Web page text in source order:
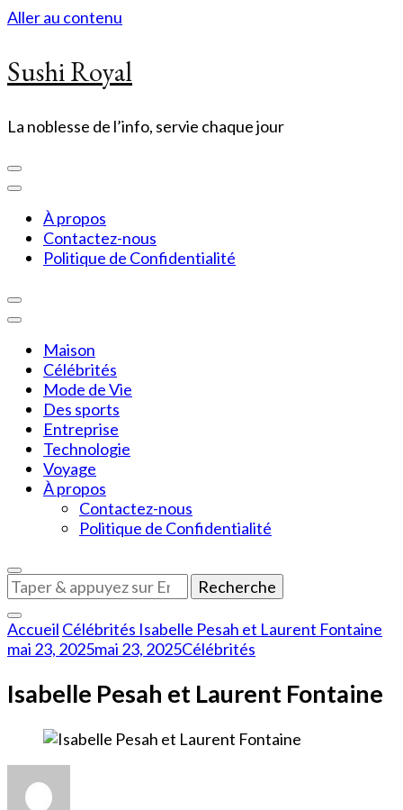
Aller au contenu
Sushi Royal
La noblesse de l’info, servie chaque jour
À propos
Contactez-nous
Politique de Confidentialité
Maison
Célébrités
Mode de Vie
Des sports
Entreprise
Technologie
Voyage
À propos
Contactez-nous
Politique de Confidentialité
Vous
recherchiez
quelque
chose
?
Accueil Célébrités Isabelle Pesah et Laurent Fontaine
mai 23, 2025mai 23, 2025Célébrités
Isabelle Pesah et Laurent Fontaine